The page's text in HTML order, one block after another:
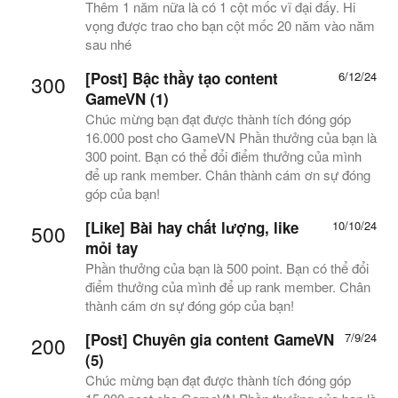
Thêm 1 năm nữa là có 1 cột mốc vĩ đại đấy. Hi
vọng được trao cho bạn cột mốc 20 năm vào năm
sau nhé
300 6/12/24
[Post] Bậc thầy tạo content
GameVN (1)
Chúc mừng bạn đạt được thành tích đóng góp
16.000 post cho GameVN Phần thưởng của bạn là
300 point. Bạn có thể đổi điểm thưởng của mình
để up rank member. Chân thành cám ơn sự đóng
góp của bạn!
500 10/10/24
[Like] Bài hay chất lượng, like
mỏi tay
Phần thưởng của bạn là 500 point. Bạn có thể đổi
điểm thưởng của mình để up rank member. Chân
thành cám ơn sự đóng góp của bạn!
200 7/9/24
[Post] Chuyên gia content GameVN
(5)
Chúc mừng bạn đạt được thành tích đóng góp